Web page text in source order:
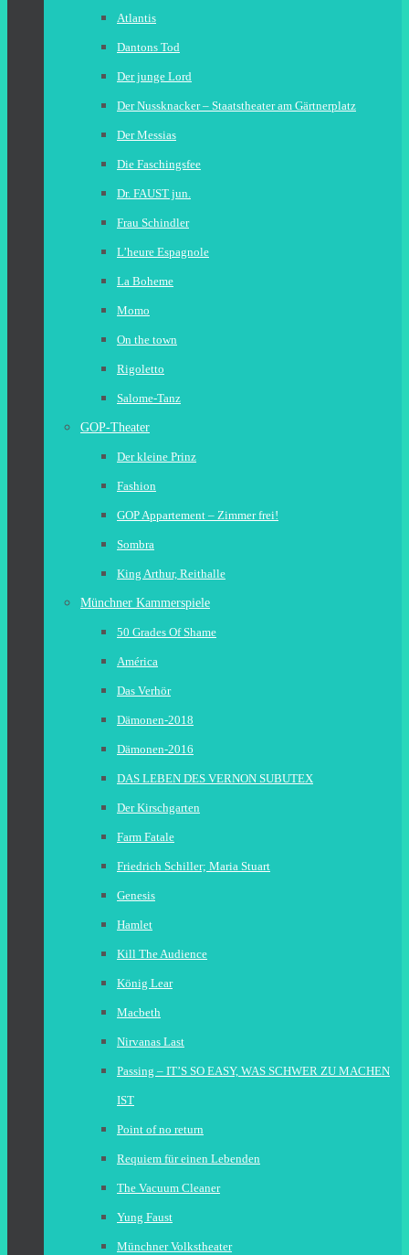
Atlantis
Dantons Tod
Der junge Lord
Der Nussknacker – Staatstheater am Gärtnerplatz
Der Messias
Die Faschingsfee
Dr. FAUST jun.
Frau Schindler
L’heure Espagnole
La Boheme
Momo
On the town
Rigoletto
Salome-Tanz
GOP-Theater
Der kleine Prinz
Fashion
GOP Appartement – Zimmer frei!
Sombra
King Arthur, Reithalle
Münchner Kammerspiele
50 Grades Of Shame
América
Das Verhör
Dämonen-2018
Dämonen-2016
DAS LEBEN DES VERNON SUBUTEX
Der Kirschgarten
Farm Fatale
Friedrich Schiller; Maria Stuart
Genesis
Hamlet
Kill The Audience
König Lear
Macbeth
Nirvanas Last
Passing – IT’S SO EASY, WAS SCHWER ZU MACHEN
IST
Point of no return
Requiem für einen Lebenden
The Vacuum Cleaner
Yung Faust
Münchner Volkstheater